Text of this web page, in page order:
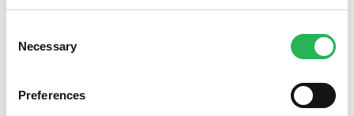
Selection
Necessary
Preferences